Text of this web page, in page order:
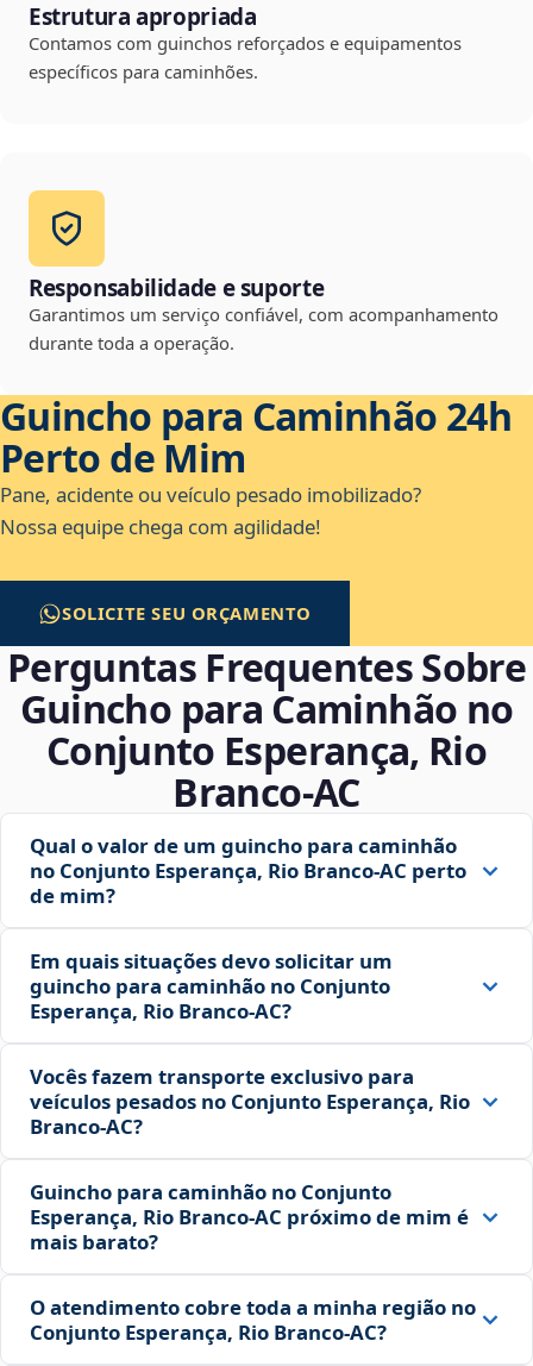
Estrutura apropriada
Contamos com guinchos reforçados e equipamentos
específicos para caminhões.
Responsabilidade e suporte
Garantimos um serviço confiável, com acompanhamento
durante toda a operação.
Guincho para Caminhão 24h
Perto de Mim
Pane, acidente ou veículo pesado imobilizado?
Nossa equipe chega com agilidade!
SOLICITE SEU ORÇAMENTO
Perguntas Frequentes Sobre
Guincho para Caminhão no
Conjunto Esperança, Rio
Branco‑AC
Qual o valor de um guincho para caminhão
no Conjunto Esperança, Rio Branco‑AC perto
de mim?
Em quais situações devo solicitar um
guincho para caminhão no Conjunto
Esperança, Rio Branco‑AC?
Vocês fazem transporte exclusivo para
veículos pesados no Conjunto Esperança, Rio
Branco‑AC?
Guincho para caminhão no Conjunto
Esperança, Rio Branco‑AC próximo de mim é
mais barato?
O atendimento cobre toda a minha região no
Conjunto Esperança, Rio Branco‑AC?